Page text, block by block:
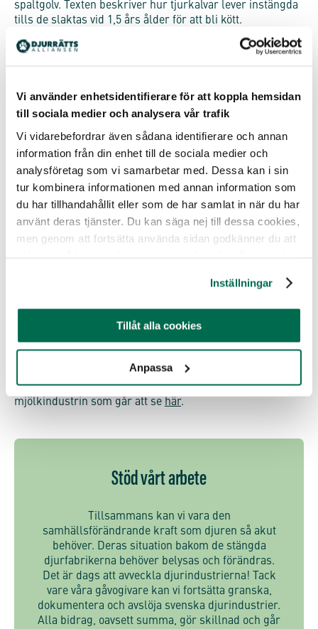
Vi använder enhetsidentifierare för att koppla hemsidan
till sociala medier och analysera vår trafik
Vi vidarebefordrar även sådana identifierare och annan
information från din enhet till de sociala medier och
analysföretag som vi samarbetar med. Dessa kan i sin
tur kombinera informationen med annan information som
du har tillhandahållit eller som de har samlat in när du har
använt deras tjänster. Du kan säga nej till dessa cookies,
men genom att fortsätta använda sidan godkänner du att
Inställningar
Tillåt alla cookies
Anpassa
spaltgolv. Texten beskriver hur tjurkalvar lever instängda
tills de slaktas vid 1,5 års ålder för att bli kött.
– Det finns enkla sätt att sätta stopp för det här oetiska
komjölken helt enkelt. Då skulle kor och kalvar slippa få
men för livet av vår konsumtion, säger Malin Gustafsson.
Fotona i annonserna är tagna av Djurrättsalliansen
flera olika svenska gårdar under 2025. På annonserna
finns en qr-kod till en ny informationssida om
mjölkindustrin som går att se här.
Stöd vårt arbete
Tillsammans kan vi vara den
samhällsförändrande kraft som djuren så akut
behöver. Deras situation bakom de stängda
djurfabrikerna behöver belysas och förändras.
Det är dags att avveckla djurindustrierna! Tack
vare våra gåvogivare kan vi fortsätta granska,
dokumentera och avslöja svenska djurindustrier.
Alla bidrag, oavsett summa, gör skillnad och går